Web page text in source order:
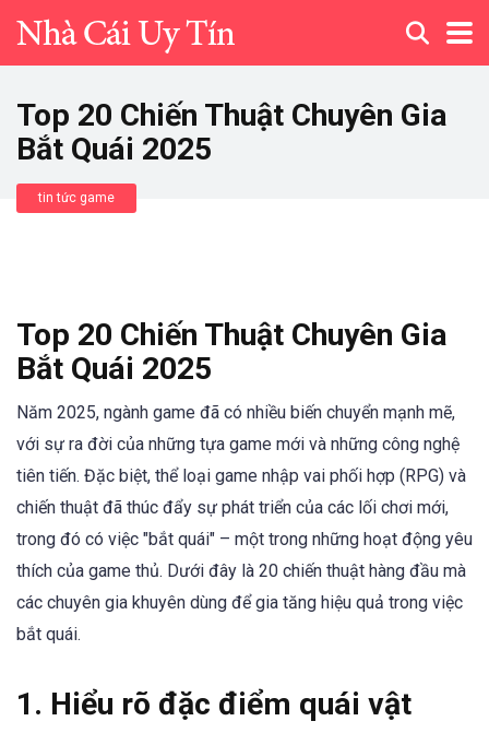
Top 20 Chiến Thuật Chuyên Gia
Bắt Quái 2025
tin tức game
Top 20 Chiến Thuật Chuyên Gia
Bắt Quái 2025
Năm 2025, ngành game đã có nhiều biến chuyển mạnh mẽ,
với sự ra đời của những tựa game mới và những công nghệ
tiên tiến. Đặc biệt, thể loại game nhập vai phối hợp (RPG) và
chiến thuật đã thúc đẩy sự phát triển của các lối chơi mới,
trong đó có việc "bắt quái" – một trong những hoạt động yêu
thích của game thủ. Dưới đây là 20 chiến thuật hàng đầu mà
các chuyên gia khuyên dùng để gia tăng hiệu quả trong việc
bắt quái.
1. Hiểu rõ đặc điểm quái vật